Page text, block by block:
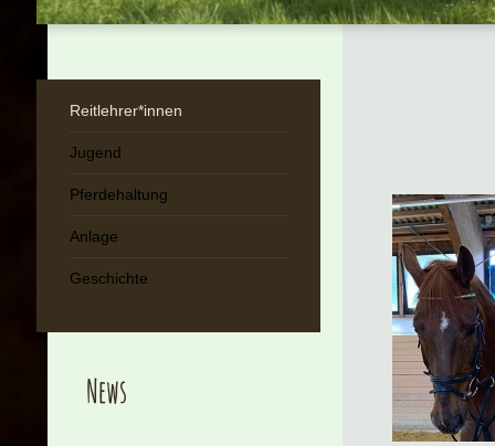
Reitlehrer*innen
Jugend
Pferdehaltung
Anlage
Geschichte
News